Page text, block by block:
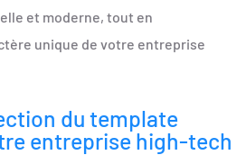
et moderne, tout en
unique de votre entreprise
du template
entreprise high-tech